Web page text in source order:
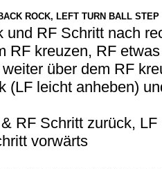
ROCK, LEFT TURN BALL STEP
und RF Schritt nach
RF kreuzen, RF
über dem RF
(LF leicht anheben)
RF Schritt zurück, LF
vorwärts